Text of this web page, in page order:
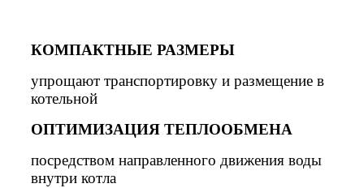
КОМПАКТНЫЕ РАЗМЕРЫ
упрощают транспортировку и размещение в
котельной
ОПТИМИЗАЦИЯ ТЕПЛООБМЕНА
посредством направленного движения воды
внутри котла